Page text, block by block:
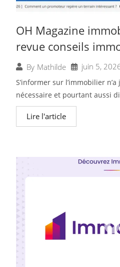
OH Magazine
revue conseils
By Mathilde juin 5,
S’informer sur l’immobilier
nécessaire et pourtant aussi
Lire l'article